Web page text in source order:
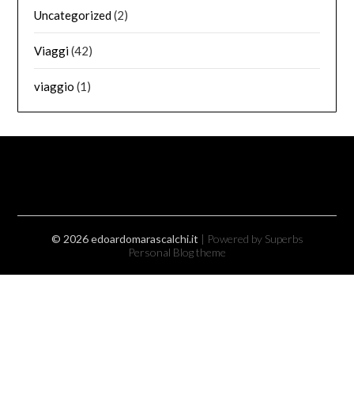
Uncategorized(2)
Viaggi(42)
viaggio (1)
© 2026 edoardomarascalchi.it | Powered by Superbs
Personal Blog theme